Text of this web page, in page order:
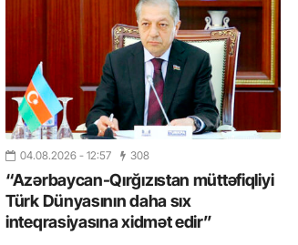
04.08.2026 - 12:57 308
“Azərbaycan-Qırğızıstan müttəfiqliyi
Türk Dünyasının daha sıx
inteqrasiyasına xidmət edir”